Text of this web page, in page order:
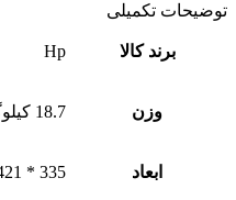
توضیحات تکمیلی
برند کالا Hp
وزن 18.7 کیلوگرم
ابعاد 335 * 421 * 419 میلی متر